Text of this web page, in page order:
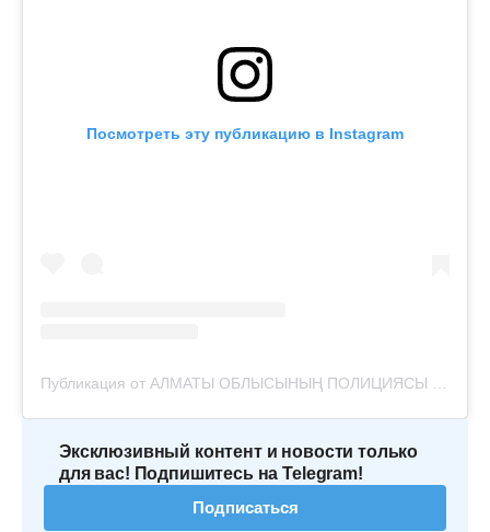
Посмотреть эту публикацию в Instagram
Эксклюзивный контент и новости только
для вас! Подпишитесь на Telegram!
Подписаться